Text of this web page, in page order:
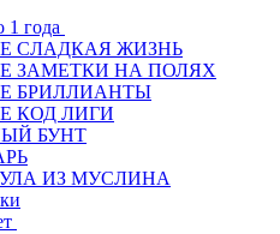
1 года
СЛАДКАЯ ЖИЗНЬ
ЗАМЕТКИ НА ПОЛЯХ
БРИЛЛИАНТЫ
КОД ЛИГИ
БУНТ
ИЗ МУСЛИНА